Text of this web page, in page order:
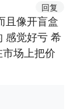
回复
且像开盲盒
感觉好亏 希
场上把价